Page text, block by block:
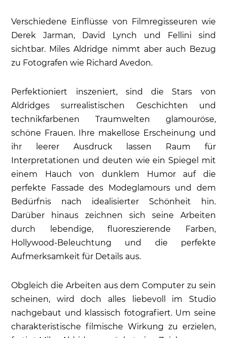
Verschiedene Einflüsse von Filmregisseuren wie
Derek Jarman, David Lynch und Fellini sind
sichtbar. Miles Aldridge nimmt aber auch Bezug
zu Fotografen wie Richard Avedon.
Perfektioniert inszeniert, sind die Stars von
Aldridges surrealistischen Geschichten und
technikfarbenen Traumwelten glamouröse,
schöne Frauen. Ihre makellose Erscheinung und
ihr leerer Ausdruck lassen Raum für
Interpretationen und deuten wie ein Spiegel mit
einem Hauch von dunklem Humor auf die
perfekte Fassade des Modeglamours und dem
Bedürfnis nach idealisierter Schönheit hin.
Darüber hinaus zeichnen sich seine Arbeiten
durch lebendige, fluoreszierende Farben,
Hollywood-Beleuchtung und die perfekte
Aufmerksamkeit für Details aus.
Obgleich die Arbeiten aus dem Computer zu sein
scheinen, wird doch alles liebevoll im Studio
nachgebaut und klassisch fotografiert. Um seine
charakteristische filmische Wirkung zu erzielen,